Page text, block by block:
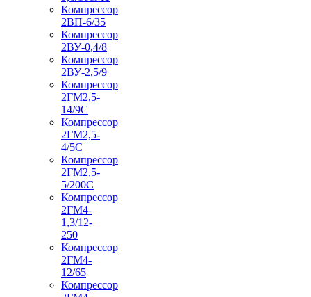
Компрессор
2ВП-6/35
Компрессор
2ВУ-0,4/8
Компрессор
2ВУ-2,5/9
Компрессор
2ГМ2,5-
14/9С
Компрессор
2ГМ2,5-
4/5С
Компрессор
2ГМ2,5-
5/200С
Компрессор
2ГМ4-
1,3/12-
250
Компрессор
2ГМ4-
12/65
Компрессор